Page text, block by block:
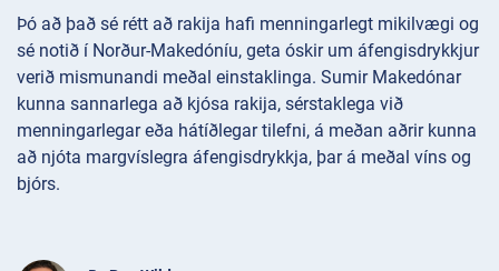
Þó að það sé rétt að rakija hafi menningarlegt mikilvægi og
sé notið í Norður-Makedóníu, geta óskir um áfengisdrykkjur
verið mismunandi meðal einstaklinga. Sumir Makedónar
kunna sannarlega að kjósa rakija, sérstaklega við
menningarlegar eða hátíðlegar tilefni, á meðan aðrir kunna
að njóta margvíslegra áfengisdrykkja, þar á meðal víns og
bjórs.